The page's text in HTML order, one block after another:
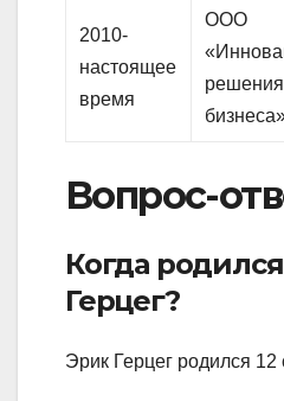
2010-
настоящее
время
ООО
Вопрос-
Когда
Герцег?
Эрик Герцег родился 12